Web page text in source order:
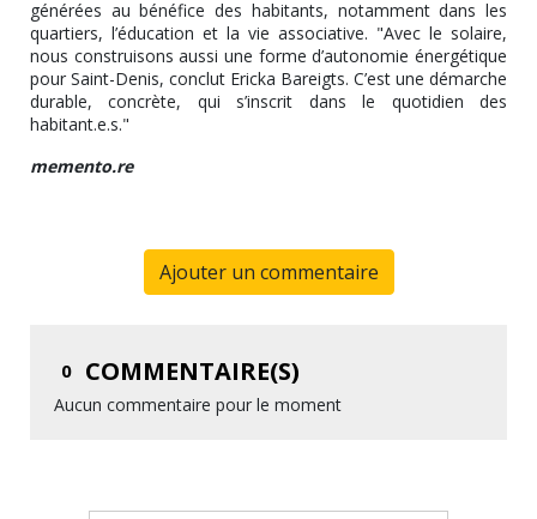
générées au bénéfice des habitants, notamment dans les
quartiers, l’éducation et la vie associative. "Avec le solaire,
nous construisons aussi une forme d’autonomie énergétique
pour Saint-Denis, conclut Ericka Bareigts. C’est une démarche
durable, concrète, qui s’inscrit dans le quotidien des
habitant.e.s."
memento.re
Ajouter un commentaire
0 COMMENTAIRE(S)
Aucun commentaire pour le moment